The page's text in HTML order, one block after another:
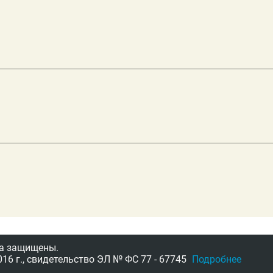
защищены.
г., свидетельство ЭЛ № ФС 77 - 67745 Подробнее